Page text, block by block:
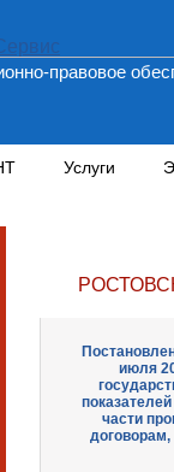
правовое
Услуги
июля
части